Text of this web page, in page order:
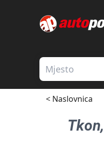
< Naslovnica
Tkon